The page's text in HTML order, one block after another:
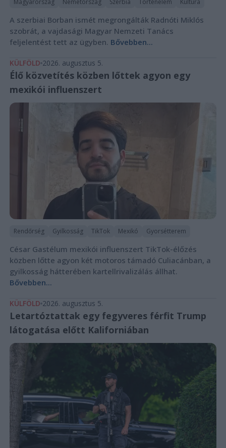
Magyarország Németország Szerbia Történelem Kultúra
A szerbiai Borban ismét megrongálták Radnóti Miklós
szobrát, a vajdasági Magyar Nemzeti Tanács
feljelentést tett az ügyben. Bővebben...
KÜLFÖLD 2026. augusztus 5.
Élő közvetítés közben lőttek agyon egy
mexikói influenszert
Rendőrség Gyilkosság TikTok Mexikó Gyorsétterem
César Gastélum mexikói influenszert TikTok-élőzés
közben lőtte agyon két motoros támadó Culiacánban, a
gyilkosság hátterében kartellrivalizálás állhat.
Bővebben...
KÜLFÖLD 2026. augusztus 5.
Letartóztattak egy fegyveres férfit Trump
látogatása előtt Kaliforniában